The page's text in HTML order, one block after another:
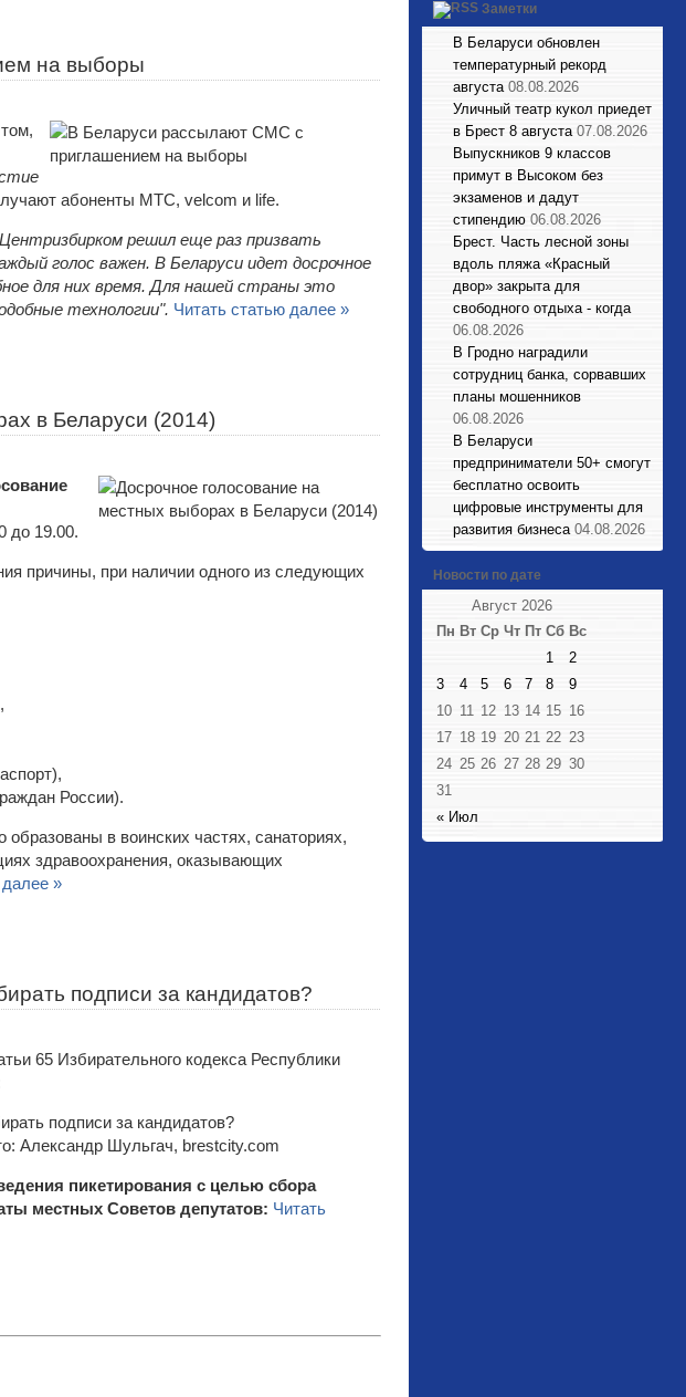
на выборы
абоненты МТС, velcom и life.
решил еще раз призвать
голос важен. В Беларуси идет досрочное
для них время. Для нашей страны это
технологии". Читать статью далее »
в Беларуси (2014)
до 19.00.
причины, при наличии одного из следующих
России).
образованы в воинских частях, санаториях,
здравоохранения, оказывающих
»
подписи за кандидатов?
65 Избирательного кодекса Республики
Александр Шульгач, brestcity.com
пикетирования с целью сбора
местных Советов депутатов: Читать
Заметки
В Беларуси обновлен
температурный рекорд
августа 08.08.2026
Уличный театр кукол приедет
в Брест 8 августа 07.08.2026
Выпускников 9 классов
примут в Высоком без
экзаменов и дадут
стипендию 06.08.2026
Брест. Часть лесной зоны
вдоль пляжа «Красный
двор» закрыта для
свободного отдыха - когда
06.08.2026
В Гродно наградили
сотрудниц банка, сорвавших
планы мошенников
06.08.2026
В Беларуси
предприниматели 50+ смогут
бесплатно освоить
цифровые инструменты для
развития бизнеса 04.08.2026
Новости по дате
Август 2026
Пн Вт Ср Чт Пт Сб Вс
« Июл
1
2
3
4 5 6 7 8
9
10 11 12 13 14 15 16
17 18 19 20 21 22 23
24 25 26 27 28 29 30
31